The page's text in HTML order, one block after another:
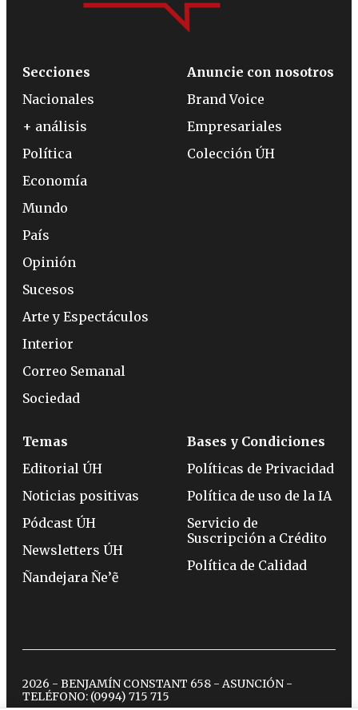
Secciones
Nacionales
+ análisis
Política
Economía
Mundo
País
Opinión
Sucesos
Arte y Espectáculos
Interior
Correo Semanal
Sociedad
Anuncie con nosotros
Brand Voice
Empresariales
Colección ÚH
Temas
Editorial ÚH
Noticias positivas
Pódcast ÚH
Newsletters ÚH
Ñandejara Ñe’ẽ
Bases y Condiciones
Políticas de Privacidad
Política de uso de la IA
Servicio de
Suscripción a Crédito
Política de Calidad
2026 - BENJAMÍN CONSTANT 658 - ASUNCIÓN -
TELÉFONO: (0994) 715 715